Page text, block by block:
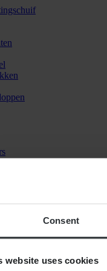
Consent
website uses cookies